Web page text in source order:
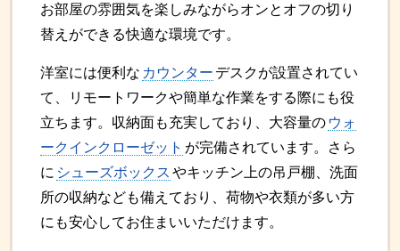
お部屋の雰囲気を楽しみながらオンとオフの切り
替えができる快適な環境です。
洋室には便利な カウンター デスクが設置されてい
て、リモートワークや簡単な作業をする際にも役
立ちます。収納面も充実しており、大容量の ウォ
ークインクローゼット が完備されています。さら
に シューズボックス やキッチン上の吊戸棚、洗面
所の収納なども備えており、荷物や衣類が多い方
にも安心してお住まいいただけます。